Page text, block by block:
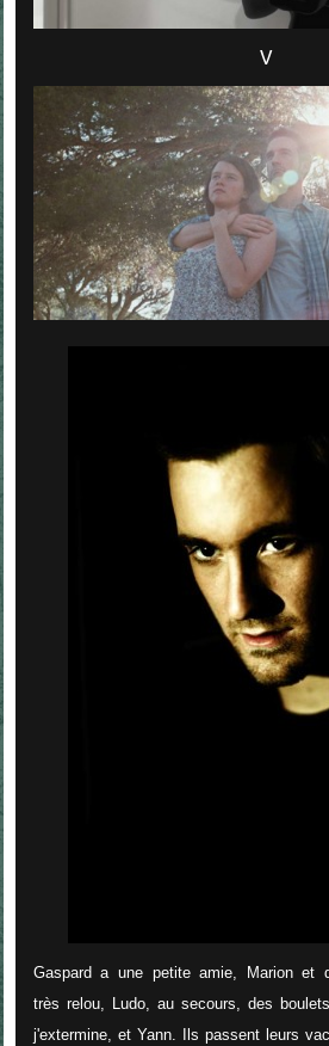
V
Gaspard a une petite amie, Marion et
très relou, Ludo, au secours, des
j'extermine, et Yann. Ils passent leurs